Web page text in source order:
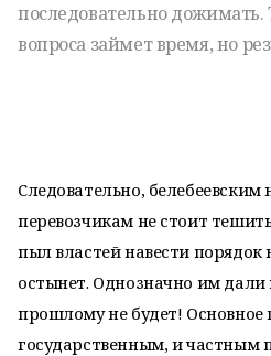
последовательно дожимать.
вопроса займет время, но
Следовательно,
перевозчикам не стоит
пыл властей навести порядок
остынет. Однозначно им дали
прошлому не будет!
государственным, и частным